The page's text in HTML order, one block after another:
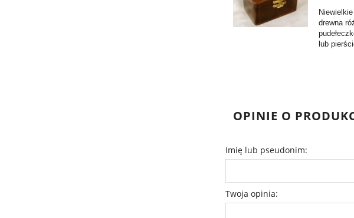
drewna
lub
OPINIE O
Imię lub pseudonim:
Twoja opinia: